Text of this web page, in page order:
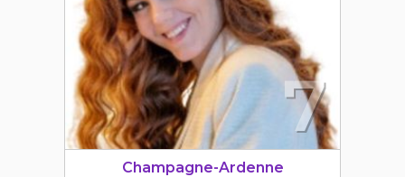
7
Champagne-Ardenne